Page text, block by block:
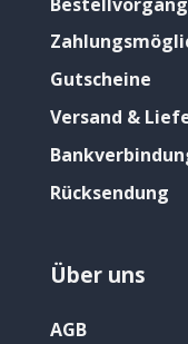
Gutscheine
Versand &
Rücksendung
Über uns
AGB